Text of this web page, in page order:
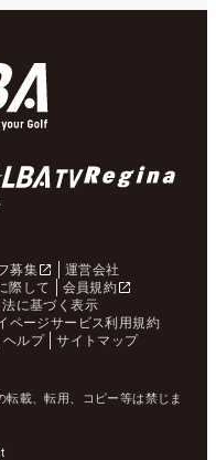
募集
運営会社
際して
会員規約
に基づく表示
ページサービス利用規約
ヘルプ サイトマップ
載、転用、コピー等は禁じま